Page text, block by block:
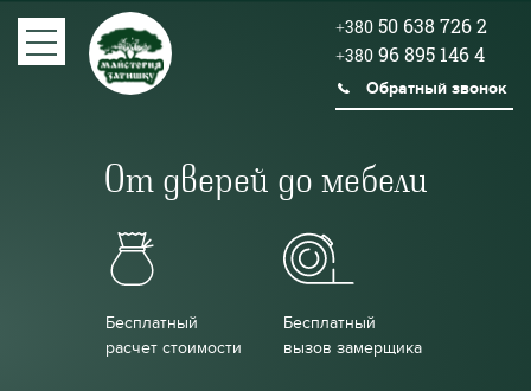
+380 50 638 726 2
+380 96 895 146 4
Обратный звонок
От дверей до мебели
Бесплатный
расчет стоимости
Бесплатный
вызов замерщика